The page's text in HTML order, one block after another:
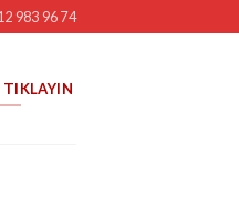
983 96 74